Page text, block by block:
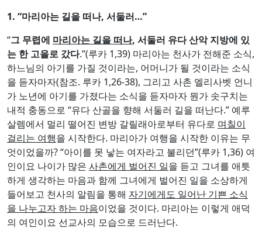
1. “마리아는 길을 떠나, 서둘러…”
“그 무렵에 마리아는 길을 떠나, 서둘러 유다 산악 지방에 있
는 한 고을로 갔다.”(루카 1,39) 마리아는 천사가 전해준 소식,
하느님의 아기를 가질 것이라는, 어머니가 될 것이라는 소식
을 듣자마자(참조. 루카 1,26-38), 그리고 사촌 엘리사벳 언니
가 노년에 아기를 가졌다는 소식을 듣자마자 뭔가 솟구치는
내적 충동으로 “유다 산골을 향해 서둘러 길을 떠난다.” 예루
살렘에서 멀리 떨어진 변방 갈릴래아로부터 유다로 며칠이
걸리는 여행을 시작한다. 마리아가 여행을 시작한 이유는 무
엇이었을까? “아이를 못 낳는 여자라고 불리던”(루카 1,36) 여
인이요 나이가 많은 사촌에게 벌어진 일을 듣고 그녀를 애틋
하게 생각하는 마음과 함께 그녀에게 벌어진 일을 소상하게
들어보고 천사의 알림을 통해 자기에게도 일어난 기쁜 소식
을 나누고자 하는 마음이었을 것이다. 마리아는 이렇게 애덕
의 여인이요 선교사의 모습으로 드러난다.